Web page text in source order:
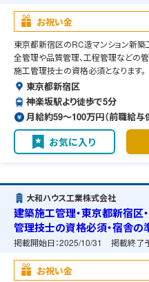
お祝い金
東京都新宿区のRC造マンション新
全管理や品質管理、工程管理などの
施工管理技士の資格必須となります。
東京都新宿区
神楽坂駅より徒歩で5分
月給約59〜100万円（前職給与
お気に入り
大和ハウス工業株式会社
建築施工管理・東京都新宿区
管理技士の資格必須・宿舎の
掲載開始日：2025/10/31 掲載終了
お祝い金